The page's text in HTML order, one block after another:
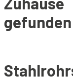
gefunden